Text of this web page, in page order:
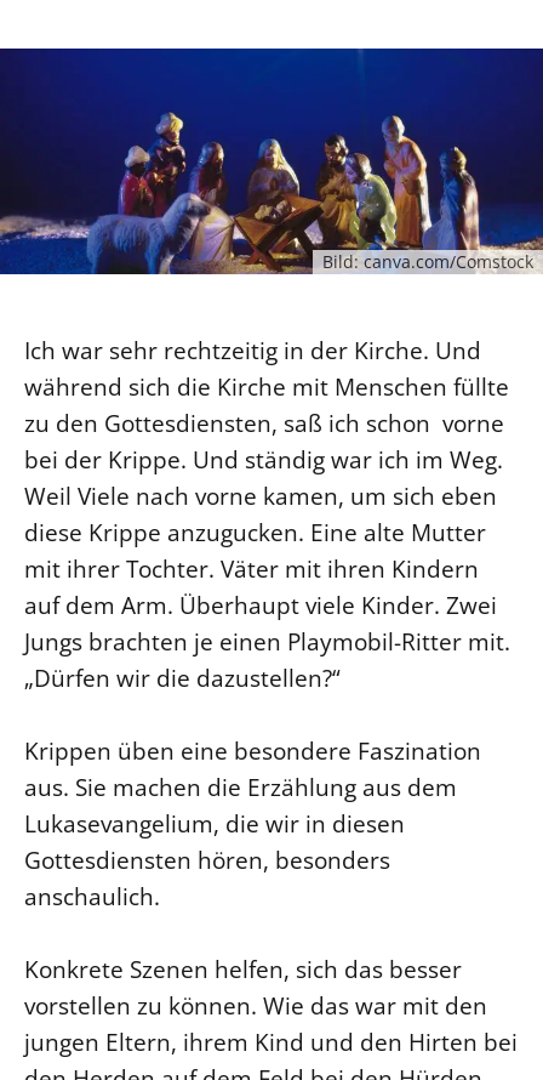
Bild: canva.com/Comstock
Ich war sehr rechtzeitig in der Kirche. Und
während sich die Kirche mit Menschen füllte
zu den Gottesdiensten, saß ich schon vorne
bei der Krippe. Und ständig war ich im Weg.
Weil Viele nach vorne kamen, um sich eben
diese Krippe anzugucken. Eine alte Mutter
mit ihrer Tochter. Väter mit ihren Kindern
auf dem Arm. Überhaupt viele Kinder. Zwei
Jungs brachten je einen Playmobil-Ritter mit.
„Dürfen wir die dazustellen?“
Krippen üben eine besondere Faszination
aus. Sie machen die Erzählung aus dem
Lukasevangelium, die wir in diesen
Gottesdiensten hören, besonders
anschaulich.
Konkrete Szenen helfen, sich das besser
vorstellen zu können. Wie das war mit den
jungen Eltern, ihrem Kind und den Hirten bei
LANDESKIRCHENAMT
Willkommen
Kollegium
Abteilungen des Landeskirchenamts
Beschwerdestellen
Kirchenämter
Gleichstellung
Datenschutz
Geschäftsstelle Landessynode
LANDESSYNODE
27. Landessynode
Kontakt
MITARBEIT
Ehrenamt
Freie Stellen
SERVICE
Älterwerden im Pfarrberuf
Glaubensbekenntnis
Positionen
Ökumene
Religionen
Nachhaltigkeit
Erneuerbare Energien
Mobilität
Naturschutz
Impressum
Barrierefreiheit
Presse
Freie Stellen
Service für Gemeinden
Suche